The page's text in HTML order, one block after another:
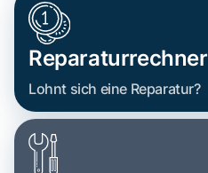
Reparaturrechner
Lohnt sich eine Reparatur?